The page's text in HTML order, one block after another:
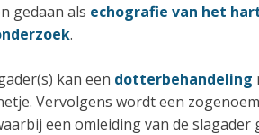
gedaan als echografie van het
.
kan een dotterbehandeling
Vervolgens wordt een
een omleiding van de